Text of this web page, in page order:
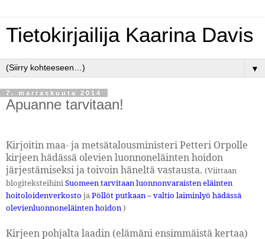
Tietokirjailija Kaarina Davis
▼
7. marraskuuta 2014
Apuanne tarvitaan!
Kirjoitin maa- ja metsätalousministeri Petteri Orpolle
kirjeen hädässä olevien luonnoneläinten hoidon
järjestämiseksi ja toivoin häneltä vastausta. (Viittaan
blogiteksteihiniSuomeen tarvitaan luonnonvaraisten eläinten
hoitoloidenverkosto jaPöllöt putkaan – valtio laiminlyö hädässä
olevienluonnoneläinten hoidon)
Kirjeen pohjalta laadin (elämäni ensimmäistä kertaa)